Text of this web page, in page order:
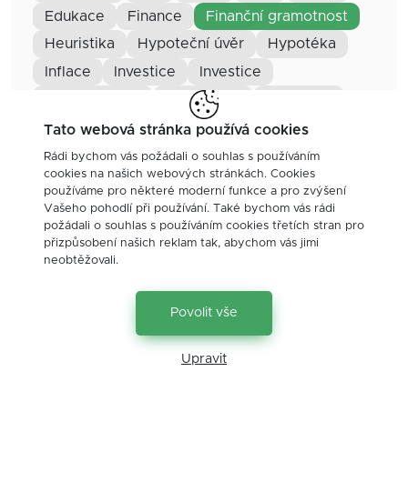
edukace
finance
finanční gramotnost
heuristika
hypoteční úvěr
hypotéka
inflace
investice
Investice
investování
motivace
nemovitosti
ochrana
osobní zkušenost
podnikatel
pojištění
poklesy
právo
příležitosti
psychologie
realitní trh
rekreace
sazby
seminář
školení
úrokové sazby
vzdělávání životní pojištění
Tato webová stránka používá cookies
Rádi bychom vás požádali o souhlas s používáním
cookies na našich webových stránkách. Cookies
používáme pro některé moderní funkce a pro zvýšení
Vašeho pohodlí při používání. Také bychom vás rádi
požádali o souhlas s používáním cookies třetích stran pro
přizpůsobení našich reklam tak, abychom vás jimi
neobtěžovali.
Povolit vše
Upravit